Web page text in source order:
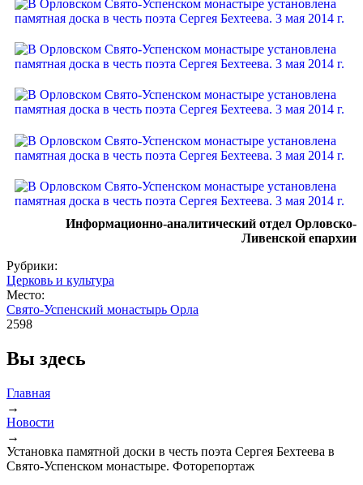
Информационно-аналитический отдел Орловско-
Ливенской епархии
Рубрики:
Церковь и культура
Место:
Свято-Успенский монастырь Орла
2598
Вы здесь
Главная
→
Новости
→
Установка памятной доски в честь поэта Сергея Бехтеева в
Свято-Успенском монастыре. Фоторепортаж